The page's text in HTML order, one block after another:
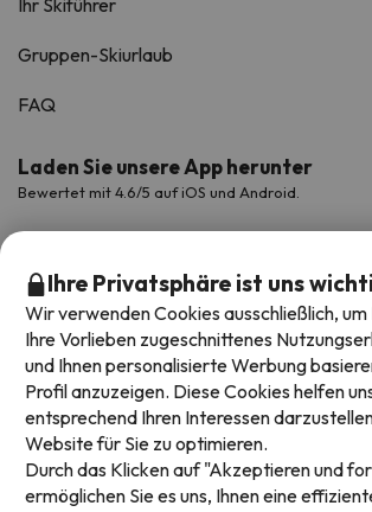
Ihr Skiführer
Gruppen-Skiurlaub
FAQ
Laden Sie unsere App herunter
Bewertet mit 4.6/5 auf iOS und Android.
Verfügbare Zahlungsarten
Ihre Privatsphäre ist uns
Wir verwenden Cookies ausschließlich, um
Ihre Vorlieben zugeschnittenes
und Ihnen personalisierte Werbung
Profil anzuzeigen. Diese Cookies helfen
entsprechend Ihren Interessen
Website für Sie zu optimieren.
Durch das Klicken auf "Akzeptieren und
ermöglichen Sie es uns, Ihnen eine